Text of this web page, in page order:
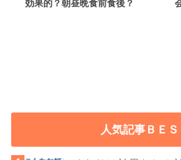
効果的？朝昼晩食前食後？
人気記事ＢＥＳ